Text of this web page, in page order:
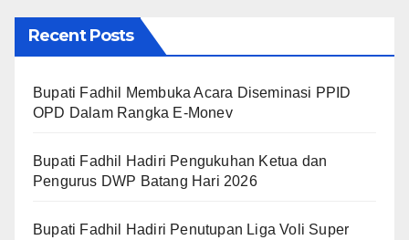
Recent Posts
Bupati Fadhil Membuka Acara Diseminasi PPID
OPD Dalam Rangka E-Monev
Bupati Fadhil Hadiri Pengukuhan Ketua dan
Pengurus DWP Batang Hari 2026
Bupati Fadhil Hadiri Penutupan Liga Voli Super